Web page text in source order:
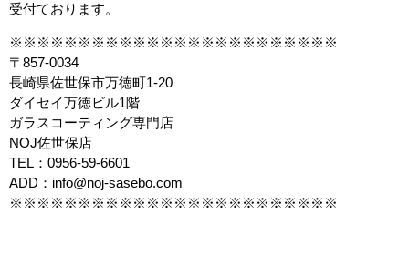
受付ております。
※※※※※※※※※※※※※※※※※※※※※※※※
〒857-0034
長崎県佐世保市万徳町1-20
ダイセイ万徳ビル1階
ガラスコーティング専門店
NOJ佐世保店
TEL：0956-59-6601
ADD：info@noj-sasebo.com
※※※※※※※※※※※※※※※※※※※※※※※※